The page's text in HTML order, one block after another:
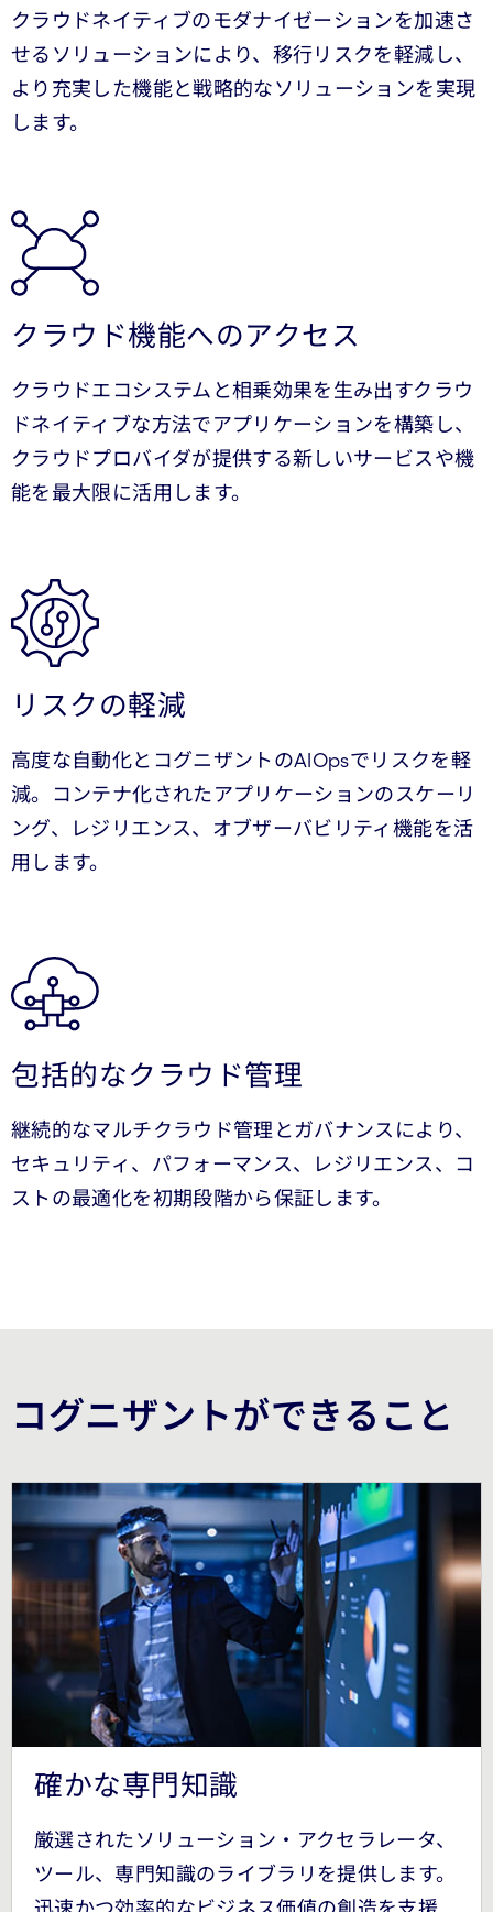
クラウドネイティブのモダナイゼーションを加速さ
せるソリューションにより、移行リスクを軽減し、
より充実した機能と戦略的なソリューションを実現
します。
クラウド機能へのアクセス
クラウドエコシステムと相乗効果を生み出すクラウ
ドネイティブな方法でアプリケーションを構築し、
クラウドプロバイダが提供する新しいサービスや機
能を最大限に活用します。
リスクの軽減
高度な自動化とコグニザントのAIOpsでリスクを軽
減。コンテナ化されたアプリケーションのスケーリ
ング、レジリエンス、オブザーバビリティ機能を活
用します。
包括的なクラウド管理
継続的なマルチクラウド管理とガバナンスにより、
セキュリティ、パフォーマンス、レジリエンス、コ
ストの最適化を初期段階から保証します。
コグニザントができること
確かな専門知識
厳選されたソリューション・アクセラレータ、
ツール、専門知識のライブラリを提供します。